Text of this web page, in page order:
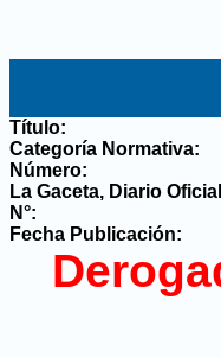
Título:
Categoría Normativa:
Número:
La Gaceta, Diario Oficial
N°:
Fecha Publicación: